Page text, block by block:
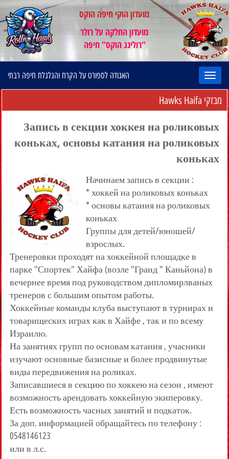
מועדון הוקי חיפה הוקס
מועדון החלקה על רולר
"רולינג הוקס" חיפה
האגודה לספורט על הקרח והגלגלת חיפה רבתי
מבזקי Hawks Haifa
Запись в секции хоккея на роликовых
коньках, основы катания на роликовых
коньках
Начинаем запись в секции :
* хоккей на роликовых коньках
* основы катания на роликовых
коньках
Группы для детей/юношей/
взрослых.
Тренеровки проходят на хоккейной площадке в
парке "Спортек" Хайфа (возле "Гранд " Каньйона) в
вечернее время под руководством дипломирлваных
тренеров с большим опытом работы.
Хоккейные команды клуба выступают в турнирах и
товарищеских играх как в Хайфе , так и по всему
Израилю.
На занятиях групп по основам катания , учасники
изучают основные базисные и более продвинутые
виды передвижения на роликах.
Записавшиеся в секцию по хоккею на сезон , имеют
возможность арендовать хоккейную экиперовку.
Есть возможность часных занятий и подкаток.
За доп. информацией обращайтесь по телефону :
0548146123
или в л.с.